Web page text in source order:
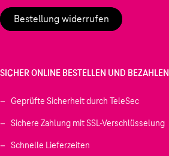
Bestellung widerrufen
SICHER ONLINE BESTELLEN UND BEZAHLEN
Geprüfte Sicherheit durch TeleSec
Sichere Zahlung mit SSL-Verschlüsselung
Schnelle Lieferzeiten